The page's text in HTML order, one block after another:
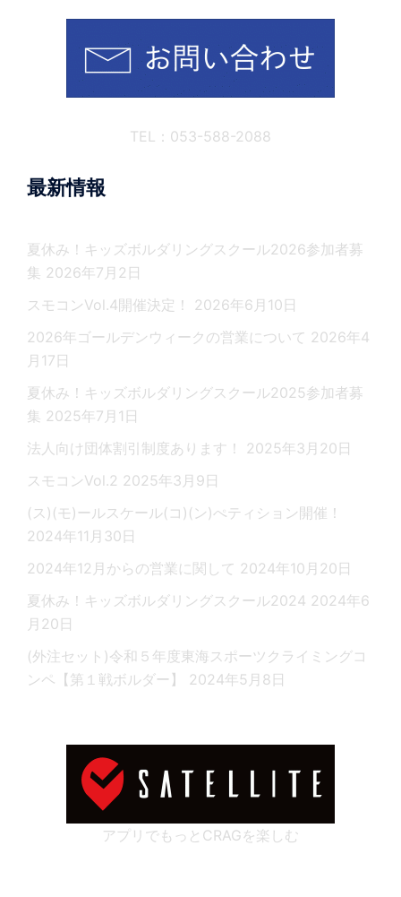
TEL：053-588-2088
最新情報
夏休み！キッズボルダリングスクール2026参加者募
集 2026年7月2日
スモコンVol.4開催決定！
2026年6月10日
2026年ゴールデンウィークの営業について 2026年4
月17日
夏休み！キッズボルダリングスクール2025参加者募
集 2025年7月1日
法人向け団体割引制度あります！
2025年3月20日
スモコンVol.2 2025年3月9日
(ス)(モ)ールスケール(コ)(ン)ぺティション開催！
2024年11月30日
2024年12月からの営業に関して 2024年10月20日
夏休み！キッズボルダリングスクール2024 2024年6
月20日
(外注セット)令和５年度東海スポーツクライミングコ
ンペ【第１戦ボルダー】
2024年5月8日
アプリでもっとCRAGを楽しむ